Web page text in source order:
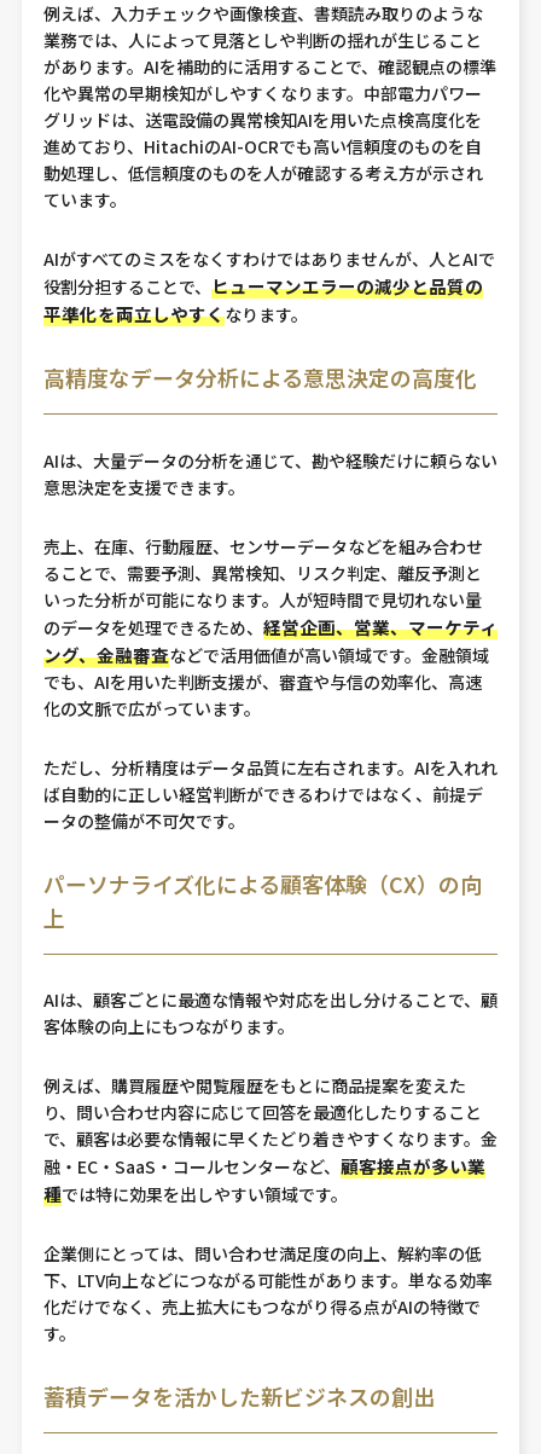
例えば、入力チェックや画像検査、書類読み取りのような
業務では、人によって見落としや判断の揺れが生じること
があります。AIを補助的に活用することで、確認観点の標準
化や異常の早期検知がしやすくなります。中部電力パワー
グリッドは、送電設備の異常検知AIを用いた点検高度化を
進めており、HitachiのAI-OCRでも高い信頼度のものを自
動処理し、低信頼度のものを人が確認する考え方が示され
ています。
AIがすべてのミスをなくすわけではありませんが、人とAIで
役割分担することで、 ヒューマンエラーの減少と品質の
平準化を両立しやすくなります。
高精度なデータ分析による意思決定の高度化
AIは、大量データの分析を通じて、勘や経験だけに頼らない
意思決定を支援できます。
売上、在庫、行動履歴、センサーデータなどを組み合わせ
ることで、需要予測、異常検知、リスク判定、離反予測と
いった分析が可能になります。人が短時間で見切れない量
のデータを処理できるため、 経営企画、営業、マーケティ
ング、金融審査などで活用価値が高い領域です。金融領域
でも、AIを用いた判断支援が、審査や与信の効率化、高速
化の文脈で広がっています。
ただし、分析精度はデータ品質に左右されます。AIを入れれ
ば自動的に正しい経営判断ができるわけではなく、前提デ
ータの整備が不可欠です。
パーソナライズ化による顧客体験（CX）の向
上
AIは、顧客ごとに最適な情報や対応を出し分けることで、顧
客体験の向上にもつながります。
例えば、購買履歴や閲覧履歴をもとに商品提案を変えた
り、問い合わせ内容に応じて回答を最適化したりすること
で、顧客は必要な情報に早くたどり着きやすくなります。金
融・EC・SaaS・コールセンターなど、 顧客接点が多い業
種では特に効果を出しやすい領域です。
企業側にとっては、問い合わせ満足度の向上、解約率の低
下、LTV向上などにつながる可能性があります。単なる効率
化だけでなく、売上拡大にもつながり得る点がAIの特徴で
す。
蓄積データを活かした新ビジネスの創出